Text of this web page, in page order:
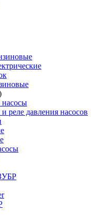
насосы
реле давления насосов